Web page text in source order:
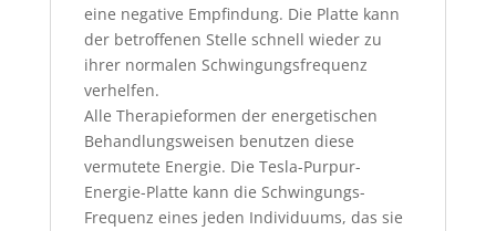
eine negative Empfindung. Die Platte kann
der betroffenen Stelle schnell wieder zu
ihrer normalen Schwingungsfrequenz
verhelfen.
Alle Therapieformen der energetischen
Behandlungsweisen benutzen diese
vermutete Energie. Die Tesla-Purpur-
Energie-Platte kann die Schwingungs-
Frequenz eines jeden Individuums, das sie